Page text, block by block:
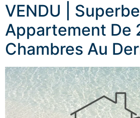
VENDU | Superbe
Appartement De
Chambres Au